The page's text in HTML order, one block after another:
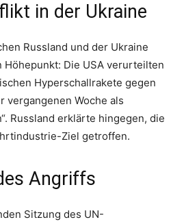
in der Ukraine
Russland und der Ukraine
Die USA verurteilten
Hyperschallrakete gegen
vergangenen Woche als
Russland erklärte hingegen, die
Ziel getroffen.
Angriffs
Sitzung des UN-